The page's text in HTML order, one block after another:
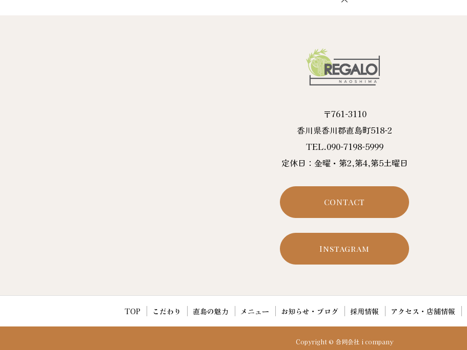
〒761-3110
香川県香川郡直島町518-2
TEL.090-7198-5999
定休日：金曜・第2,第4,第5土曜日
CONTACT
Instagram
TOP こだわり 直島の魅力 メニュー お知らせ・ブログ 採用情報 アクセス・店舗情報
Copyright © 合同会社 i company